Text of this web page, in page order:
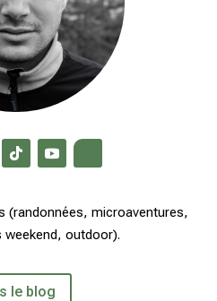
(randonnées, microaventures,
weekend, outdoor).
le blog